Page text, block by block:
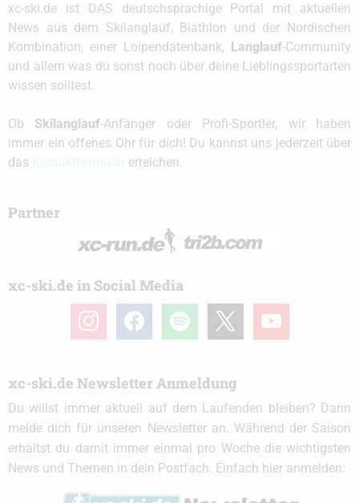
xc-ski.de ist DAS deutschsprachige Portal mit aktuellen
News aus dem Skilanglauf, Biathlon und der Nordischen
Kombination, einer Loipendatenbank, Langlauf-Community
und allem was du sonst noch über deine Lieblingssportarten
wissen solltest.
Ob Skilanglauf-Anfänger oder Profi-Sportler, wir haben
immer ein offenes Ohr für dich! Du kannst uns jederzeit über
das
erreichen.
Partner
xc-ski.de in Social Media
instagramfacebook spotify youtube
xc-ski.de Newsletter Anmeldung
Du willst immer aktuell auf dem Laufenden bleiben? Dann
melde dich für unseren Newsletter an. Während der Saison
erhältst du damit immer einmal pro Woche die wichtigsten
News und Themen in dein Postfach. Einfach hier anmelden: